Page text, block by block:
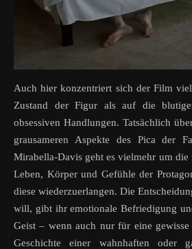
Auch hier konzentriert sich der Film
Zustand der Figur als auf die
obsessiven Handlungen. Tatsächlich
grausameren Aspekte des Pica der
Mirabella-Davis geht es vielmehr um
Leben, Körper und Gefühle der
diese wiederzuerlangen. Die
will, gibt ihr emotionale Befriedigung
Geist – wenn auch nur für eine
Geschichte einer wahnhaften oder